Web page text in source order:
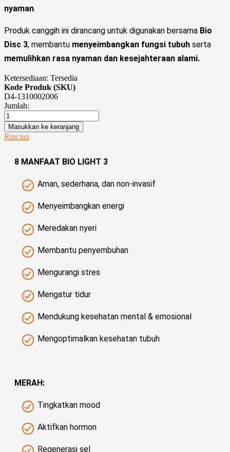
nyaman.
Produk canggih ini dirancang untuk digunakan bersama Bio
Disc 3, membantu menyeimbangkan fungsi tubuh serta
memulihkan rasa nyaman dan kesejahteraan alami.
Ketersediaan: Tersedia
Kode Produk (SKU)
D4-1310002006
Jumlah:
Masukkan ke keranjang
Rincian
8 MANFAAT BIO LIGHT 3
Aman, sederhana, dan non-invasif
Menyeimbangkan energi
Meredakan nyeri
Membantu penyembuhan
Mengurangi stres
Mengatur tidur
Mendukung kesehatan mental & emosional
Mengoptimalkan kesehatan tubuh
MERAH:
Tingkatkan mood
Aktifkan hormon
Regenerasi sel